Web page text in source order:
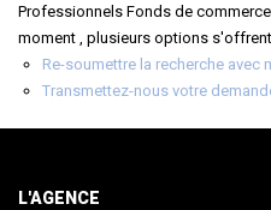
Professionnels Fonds de
moment , plusieurs options
Re-soumettre la recherche avec
Transmettez-nous votre
L'AGENCE